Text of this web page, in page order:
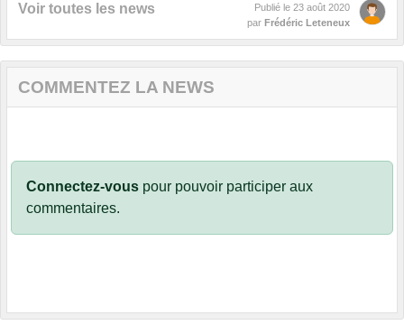
Voir toutes les news Publié le 23 août 2020
par Frédéric Leteneux
COMMENTEZ LA NEWS
Connectez-vous pour pouvoir participer aux
commentaires.